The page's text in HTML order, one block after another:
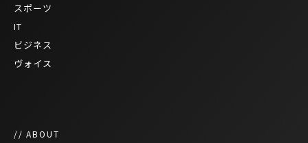
スポーツ
IT
ビジネス
ヴォイス
// ABOUT